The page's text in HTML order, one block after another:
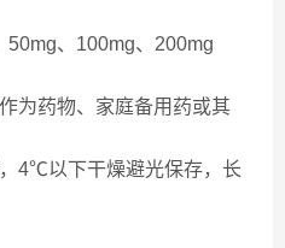
50mg、100mg、200mg
为药物、家庭备用药或其
4℃以下干燥避光保存，长